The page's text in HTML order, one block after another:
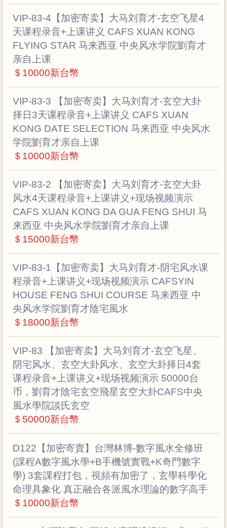
VIP-83-4【加密寄卖】大马刘育才-玄空飞星4
天课程录音+上课讲义 CAFS XUAN KONG
FLYING STAR 马来西亚 中央风水学院劉育才
亲自上课
＄10000新台幣
VIP-83-3 【加密寄卖】大马刘育才-玄空大卦
择日3天课程录音+上课讲义 CAFS XUAN
KONG DATE SELECTION 马来西亚 中央风水
学院劉育才亲自上课
＄10000新台幣
VIP-83-2 【加密寄卖】大马刘育才-玄空大卦
风水4天课程录音+上课讲义+现场视频演示
CAFS XUAN KONG DA GUA FENG SHUI 马
来西亚 中央风水学院劉育才亲自上课
＄15000新台幣
VIP-83-1【加密寄卖】大马刘育才-阴宅风水课
程录音+上课讲义+现场视频演示 CAFSYIN
HOUSE FENG SHUI COURSE 马来西亚 中
央风水学院劉育才陰宅風水
＄18000新台幣
VIP-83 【加密寄卖】大马刘育才-玄空飞星、
阴宅风水、玄空大卦风水、玄空大卦择日4套
课程录音+上课讲义+现场视频演示 50000台
币，劉育才陰宅玄空飛星玄空大卦CAFS中央
風水學院談氏玄空
＄50000新台幣
D122【加密寄賣】台灣林博-數字風水全修班
(課程A數字風水學+B手機號實戰+K奇門數字
學) 3套課程打包，視頻有加密了，玄學科學化
命理具象化 真正融合各派風水理論的數字高手
＄10000新台幣